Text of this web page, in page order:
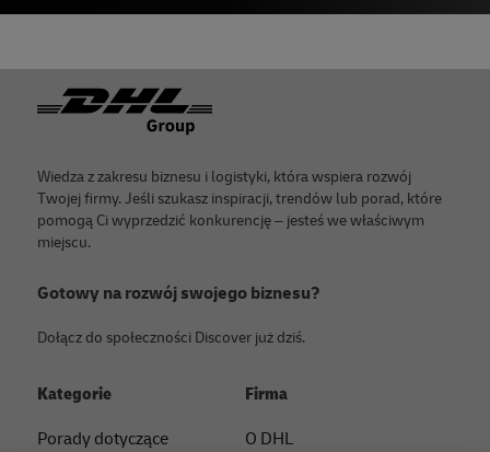
Footer
Wiedza z zakresu biznesu i logistyki, która wspiera rozwój
Twojej firmy. Jeśli szukasz inspiracji, trendów lub porad, które
pomogą Ci wyprzedzić konkurencję – jesteś we właściwym
miejscu.
Gotowy na rozwój swojego biznesu?
Dołącz do społeczności Discover już dziś.
Kategorie
Porady dotyczące
Firma
O DHL